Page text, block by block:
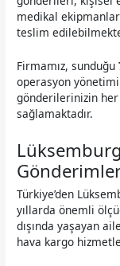
medikal
teslim
Firmamız, sunduğu
operasyon
gönderilerinizin her
sağlamaktadır.
Türkiye’den
yıllarda önemli
dışında yaşayan
hava kargo